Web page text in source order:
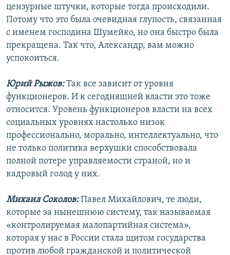
цензурные штучки, которые тогда происходили.
Потому что это была очевидная глупость, связанная
с именем господина Шумейко, но она быстро была
прекращена. Так что, Александр, вам можно
успокоиться.
Юрий Рыжов:Так все зависит от уровня
функционеров. И к сегодняшней власти это тоже
относится. Уровень функционеров власти на всех
социальных уровнях настолько низок
профессионально, морально, интеллектуально, что
не только политика верхушки способствовала
полной потере управляемости страной, но и
кадровый голод у них.
Михаил Соколов:Павел Михайлович, те люди,
которые за нынешнюю систему, так называемая
«контролируемая малопартийная система»,
которая у нас в России стала щитом государства
против любой гражданской и политической